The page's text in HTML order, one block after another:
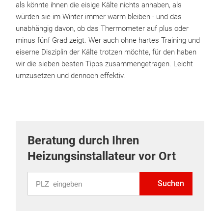
als könnte ihnen die eisige Kälte nichts anhaben, als
würden sie im Winter immer warm bleiben - und das
unabhängig davon, ob das Thermometer auf plus oder
minus fünf Grad zeigt. Wer auch ohne hartes Training und
eiserne Disziplin der Kälte trotzen möchte, für den haben
wir die sieben besten Tipps zusammengetragen. Leicht
umzusetzen und dennoch effektiv.
Beratung durch Ihren
Heizungsinstallateur vor Ort
Suchen